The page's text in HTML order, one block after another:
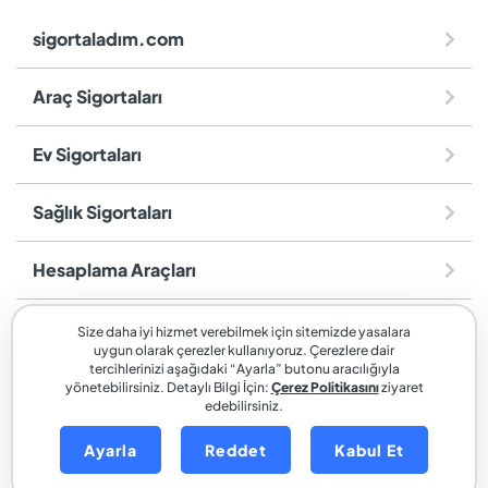
sigortaladım.com
Araç Sigortaları
Ev Sigortaları
Sağlık Sigortaları
Hesaplama Araçları
sigortaladım.com, SİGORTALADIM SİGORTA VE REASÜRANS
BROKERLİĞİ A.Ş. markasıdır.
Size daha iyi hizmet verebilmek için sitemizde yasalara
uygun olarak çerezler kullanıyoruz. Çerezlere dair
tercihlerinizi aşağıdaki “Ayarla” butonu aracılığıyla
yönetebilirsiniz. Detaylı Bilgi İçin: Çerez Politikasınıziyaret
edebilirsiniz.
Ayarla Reddet Kabul Et